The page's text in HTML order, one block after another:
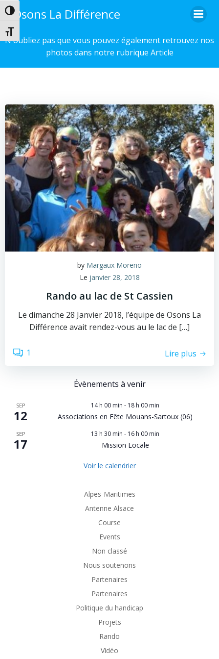
Passer en contraste élevé
Changer la taille de la police
au
Osons La Différence
N'oubliez pas que vous pouvez également retrouvez nos
photos dans notre rubrique Article
by Margaux Moreno
Le janvier 28, 2018
Rando au lac de St Cassien
Le dimanche 28 Janvier 2018, l’équipe de Osons La
Différence avait rendez-vous au le lac de […]
1 Lire plus
Évènements à venir
SEP
12
14 h 00 min - 18 h 00 min
Associations en Fête Mouans-Sartoux (06)
SEP
17
13 h 30 min - 16 h 00 min
Mission Locale
Voir le calendrier
Alpes-Maritimes
Antenne Alsace
Course
Events
Non classé
Nous soutenons
Partenaires
Partenaires
Politique du handicap
Projets
Rando
Vidéo